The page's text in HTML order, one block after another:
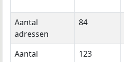
Aantal
adressen
84
Aantal
123